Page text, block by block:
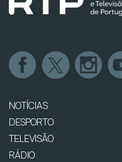
NOTÍCIAS
DESPORTO
TELEVISÃO
RÁDIO